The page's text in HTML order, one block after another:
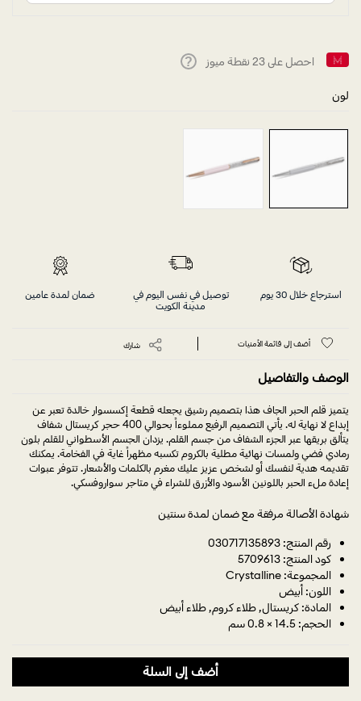
احصل على 23 نقطة ميوز
لون
استرجاع خلال 30 يوم
توصيل في نفس اليوم في
مدينة الكويت
ضمان لمدة عامين
أضف إلى قائمة الأمنيات شارك
الوصف والتفاصيل
يتميز قلم الحبر الجاف هذا بتصميم رشيق يجعله قطعة إكسسوار خالدة تعبر عن
إبداع لا نهاية له. يأتي التصميم الرفيع مملوءاً بحوالي 400 حجر كريستال شفاف
يتألق بريقها عبر الجزء الشفاف من جسم القلم. يزدان الجسم الأسطواني للقلم بلون
رمادي فضي ولمسات نهائية مطلية بالكروم تكسبه مظهراً غاية في الفخامة. يمكنك
تقديمه هدية لنفسك أو لشخص عزيز عليك مغرم بالكلمات والأشعار. تتوفر عبوات
إعادة ملء الحبر باللونين الأسود والأزرق للشراء في متاجر سواروفسكي.
شهادة الأصالة مرفقة مع ضمان لمدة سنتين
رقم المنتج: 030717135893
كود المنتج: 5709613
المجموعة: Crystalline
اللون: أبيض
المادة: كريستال, طلاء كروم, طلاء أبيض
الحجم: 14.5 × 0.8 سم
أضف إلى السلة